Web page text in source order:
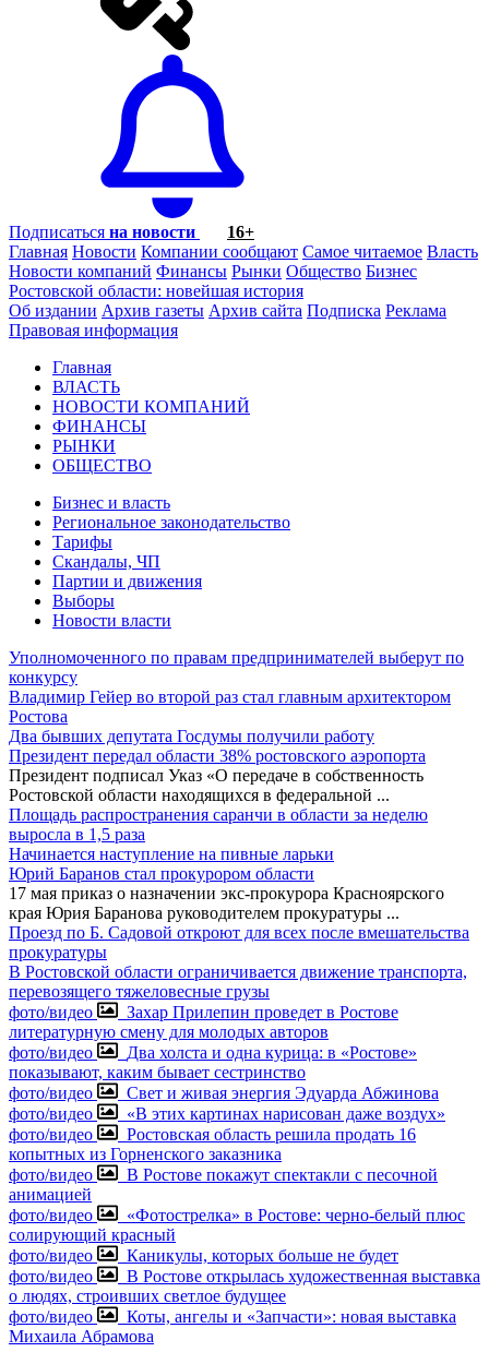
Подписаться на новости
16+
Главная Новости Компании сообщают Самое читаемое Власть
Новости компаний Финансы Рынки Общество Бизнес
Ростовской области: новейшая история
Об издании Архив газеты Архив сайта Подписка Реклама
Правовая информация
Главная
ВЛАСТЬ
НОВОСТИ КОМПАНИЙ
ФИНАНСЫ
РЫНКИ
ОБЩЕСТВО
Бизнес и власть
Региональное законодательство
Тарифы
Скандалы, ЧП
Партии и движения
Выборы
Новости власти
Уполномоченного по правам предпринимателей выберут по
конкурсу
Владимир Гейер во второй раз стал главным архитектором
Ростова
Два бывших депутата Госдумы получили работу
Президент передал области 38% ростовского аэропорта
Президент подписал Указ «О передаче в собственность
Ростовской области находящихся в федеральной ...
Площадь распространения саранчи в области за неделю
выросла в 1,5 раза
Начинается наступление на пивные ларьки
Юрий Баранов стал прокурором области
17 мая приказ о назначении экс-прокурора Красноярского
края Юрия Баранова руководителем прокуратуры ...
Проезд по Б. Садовой откроют для всех после вмешательства
прокуратуры
В Ростовской области ограничивается движение транспорта,
перевозящего тяжеловесные грузы
фото/видео
Захар Прилепин проведет в Ростове
литературную смену для молодых авторов
фото/видео
Два холста и одна курица: в «Ростове»
показывают, каким бывает сестринство
фото/видео
Свет и живая энергия Эдуарда Абжинова
фото/видео
«В этих картинах нарисован даже воздух»
фото/видео
Ростовская область решила продать 16
копытных из Горненского заказника
фото/видео
В Ростове покажут спектакли с песочной
анимацией
фото/видео
«Фотострелка» в Ростове: черно-белый плюс
солирующий красный
фото/видео
Каникулы, которых больше не будет
фото/видео
В Ростове открылась художественная выставка
о людях, строивших светлое будущее
фото/видео
Коты, ангелы и «Запчасти»: новая выставка
Михаила Абрамова